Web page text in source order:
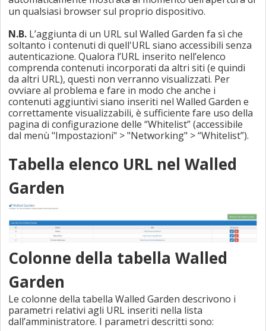
un qualsiasi browser sul proprio dispositivo.
N.B. L’aggiunta di un URL sul Walled Garden fa sì che
soltanto i contenuti di quell'URL siano accessibili senza
autenticazione. Qualora l’URL inserito nell’elenco
comprenda contenuti incorporati da altri siti (e quindi
da altri URL), questi non verranno visualizzati. Per
ovviare al problema e fare in modo che anche i
contenuti aggiuntivi siano inseriti nel Walled Garden e
correttamente visualizzabili, è sufficiente fare uso della
pagina di configurazione delle “Whitelist” (accessibile
dal menù "Impostazioni" > "Networking" > “Whitelist”).
Tabella elenco URL nel Walled
Garden
Colonne della tabella Walled
Garden
Le colonne della tabella Walled Garden descrivono i
parametri relativi agli URL inseriti nella lista
dall’amministratore. I parametri descritti sono: